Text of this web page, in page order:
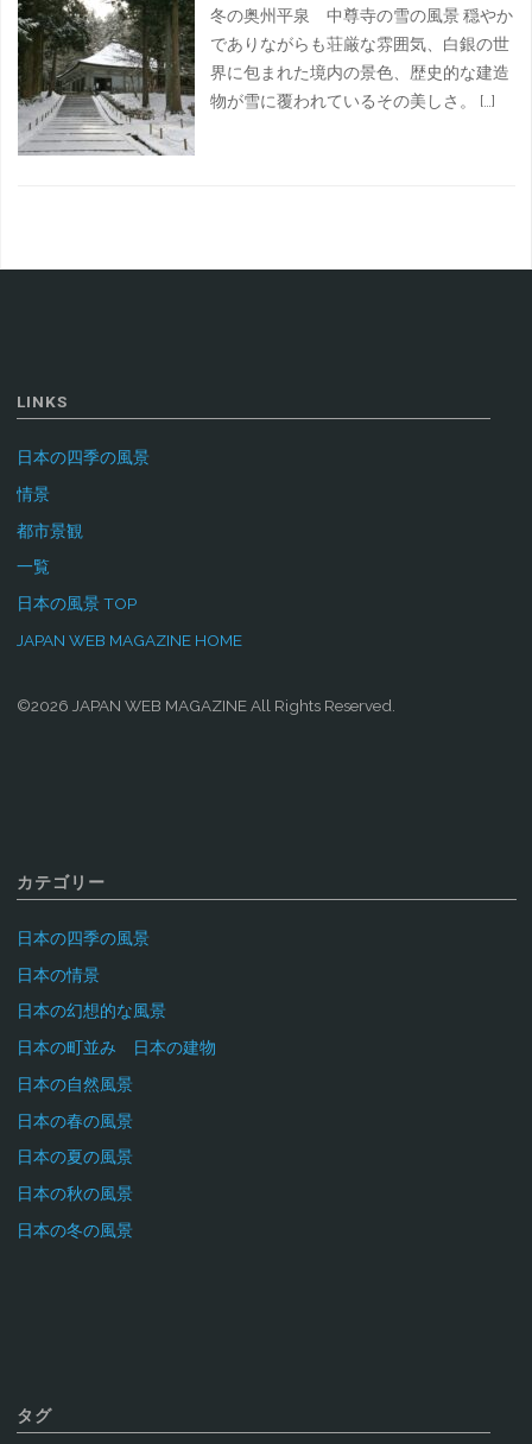
冬の奥州平泉 中尊寺の雪の風景 穏やか
でありながらも荘厳な雰囲気、白銀の世
界に包まれた境内の景色、歴史的な建造
物が雪に覆われているその美しさ。 […]
LINKS
日本の四季の風景
情景
都市景観
一覧
日本の風景 TOP
JAPAN WEB MAGAZINE HOME
©2026 JAPAN WEB MAGAZINE All Rights Reserved.
カテゴリー
日本の四季の風景
日本の情景
日本の幻想的な風景
日本の町並み 日本の建物
日本の自然風景
日本の春の風景
日本の夏の風景
日本の秋の風景
日本の冬の風景
タグ